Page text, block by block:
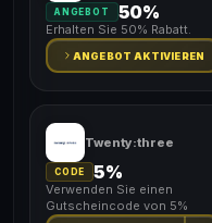
ANGEBOT 50%
Erhalten Sie 50% Rabatt.
ANGEBOT AKTIVIEREN
Twenty:three
CODE 5%
Verwenden Sie einen
Gutscheincode von 5%